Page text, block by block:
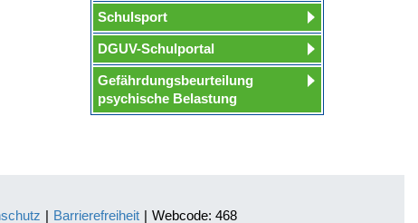
Schulsport
DGUV-Schulportal
Gefährdungsbeurteilung
psychische Belastung
| Barrierefreiheit | Webcode: 468